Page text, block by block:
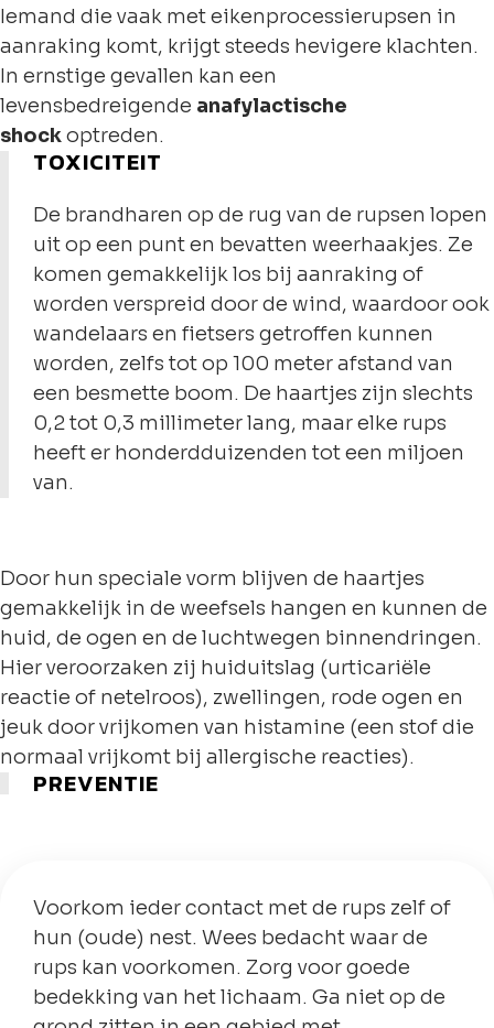
Iemand die vaak met eikenprocessierupsen in
aanraking komt, krijgt steeds hevigere klachten.
In ernstige gevallen kan een
levensbedreigende anafylactische
shockoptreden.
TOXICITEIT
De brandharen op de rug van de rupsen lopen
uit op een punt en bevatten weerhaakjes. Ze
komen gemakkelijk los bij aanraking of
worden verspreid door de wind, waardoor ook
wandelaars en fietsers getroffen kunnen
worden, zelfs tot op 100 meter afstand van
een besmette boom. De haartjes zijn slechts
0,2 tot 0,3 millimeter lang, maar elke rups
heeft er honderdduizenden tot een miljoen
van.
Door hun speciale vorm blijven de haartjes
gemakkelijk in de weefsels hangen en kunnen de
huid, de ogen en de luchtwegen binnendringen.
Hier veroorzaken zij huiduitslag (urticariële
reactie of netelroos), zwellingen, rode ogen en
jeuk door vrijkomen van histamine (een stof die
normaal vrijkomt bij allergische reacties).
PREVENTIE
Voorkom ieder contact met de rups zelf of
hun (oude) nest. Wees bedacht waar de
rups kan voorkomen. Zorg voor goede
bedekking van het lichaam. Ga niet op de